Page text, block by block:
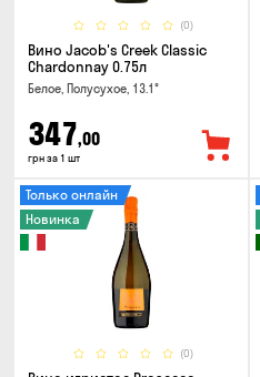
(0)
Вино Jacob's Creek Classic
Chardonnay 0.75л
Белое, Полусухое, 13.1°
347,00
грн за 1 шт
(0)
Только онлайн
Новинка